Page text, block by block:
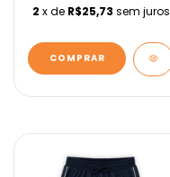
2 x de R$25,73 sem juros
COMPRAR